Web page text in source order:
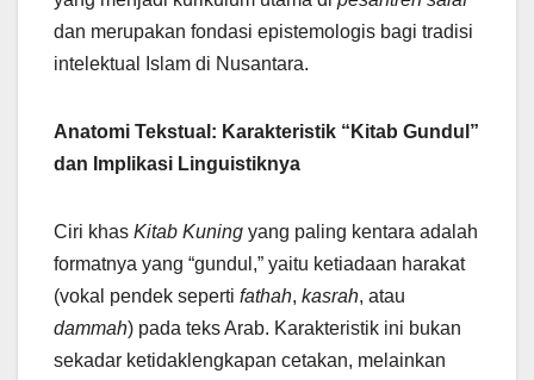
dan merupakan fondasi epistemologis bagi tradisi
intelektual Islam di Nusantara.
Anatomi Tekstual: Karakteristik “Kitab Gundul”
dan Implikasi Linguistiknya
Ciri khas Kitab Kuning yang paling kentara adalah
formatnya yang “gundul,” yaitu ketiadaan harakat
(vokal pendek seperti fathah, kasrah, atau
dammah) pada teks Arab. Karakteristik ini bukan
sekadar ketidaklengkapan cetakan, melainkan